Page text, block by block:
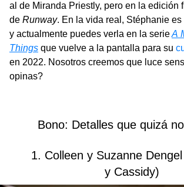
al de Miranda Priestly, pero en la edición
de Runway. En la vida real, Stéphanie es
y actualmente puedes verla en la serieA
Things que vuelve a la pantalla para su
en 2022. Nosotros creemos que luce
opinas?
Bono: Detalles que quizá
1. Colleen y Suzanne
y Cassidy)